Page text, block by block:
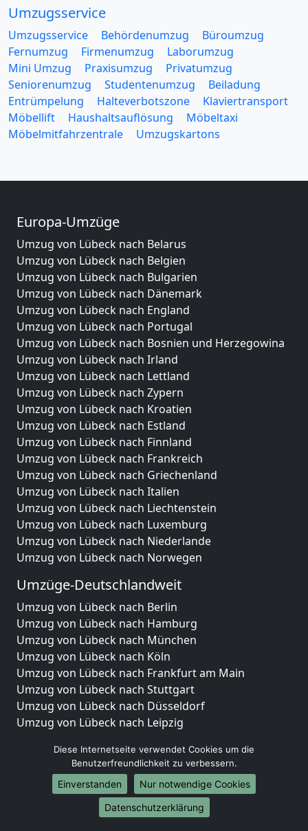
Umzugsservice
Umzugsservice Behördenumzug
Büroumzug
Fernumzug
Firmenumzug
Laborumzug
Mini Umzug
Praxisumzug
Privatumzug
Seniorenumzug
Studentenumzug
Beiladung
Entrümpelung
Halteverbotszone
Klaviertransport
Möbellift
Haushaltsauflösung
Möbeltaxi
Möbelmitfahrzentrale
Umzugskartons
Europa-Umzüge
Umzug von Lübeck nach Belarus
Umzug von Lübeck nach Belgien
Umzug von Lübeck nach Bulgarien
Umzug von Lübeck nach Dänemark
Umzug von Lübeck nach England
Umzug von Lübeck nach Portugal
Umzug von Lübeck nach Bosnien und Herzegowina
Umzug von Lübeck nach Irland
Umzug von Lübeck nach Lettland
Umzug von Lübeck nach Zypern
Umzug von Lübeck nach Kroatien
Umzug von Lübeck nach Estland
Umzug von Lübeck nach Finnland
Umzug von Lübeck nach Frankreich
Umzug von Lübeck nach Griechenland
Umzug von Lübeck nach Italien
Umzug von Lübeck nach Liechtenstein
Umzug von Lübeck nach Luxemburg
Umzug von Lübeck nach Niederlande
Umzug von Lübeck nach Norwegen
Umzüge-Deutschlandweit
Umzug von Lübeck nach Berlin
Umzug von Lübeck nach Hamburg
Umzug von Lübeck nach München
Umzug von Lübeck nach Köln
Umzug von Lübeck nach Frankfurt am Main
Umzug von Lübeck nach Stuttgart
Umzug von Lübeck nach Düsseldorf
Umzug von Lübeck nach Leipzig
Umzug von Lübeck nach Essen
Umzug von Lübeck nach Bremen
Umzug von Lübeck nach Dresden
Umzug von Lübeck nach Hannover
Umzug von Lübeck nach Nürnberg
Diese Internetseite verwendet Cookies um die
Benutzerfreundlichkeit zu verbessern.
Einverstanden
Nur notwendige Cookies
Datenschutzerklärung